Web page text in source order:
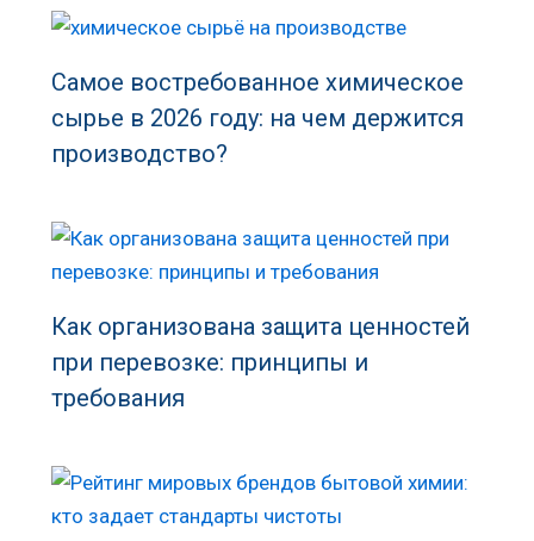
Самое востребованное химическое
сырье в 2026 году: на чем держится
производство?
Как организована защита ценностей
при перевозке: принципы и
требования